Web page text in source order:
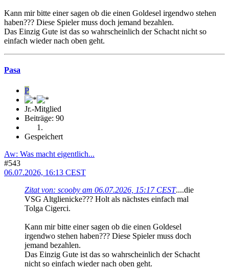
Kann mir bitte einer sagen ob die einen Goldesel irgendwo stehen
haben??? Diese Spieler muss doch jemand bezahlen.
Das Einzig Gute ist das so wahrscheinlich der Schacht nicht so
einfach wieder nach oben geht.
Pasa
P
Jr.-Mitglied
Beiträge: 90
Gespeichert
Aw: Was macht eigentlich...
#543
06.07.2026, 16:13 CEST
Zitat von: scooby am 06.07.2026, 15:17 CEST....die
VSG Altglienicke??? Holt als nächstes einfach mal
Tolga Cigerci.
Kann mir bitte einer sagen ob die einen Goldesel
irgendwo stehen haben??? Diese Spieler muss doch
jemand bezahlen.
Das Einzig Gute ist das so wahrscheinlich der Schacht
nicht so einfach wieder nach oben geht.